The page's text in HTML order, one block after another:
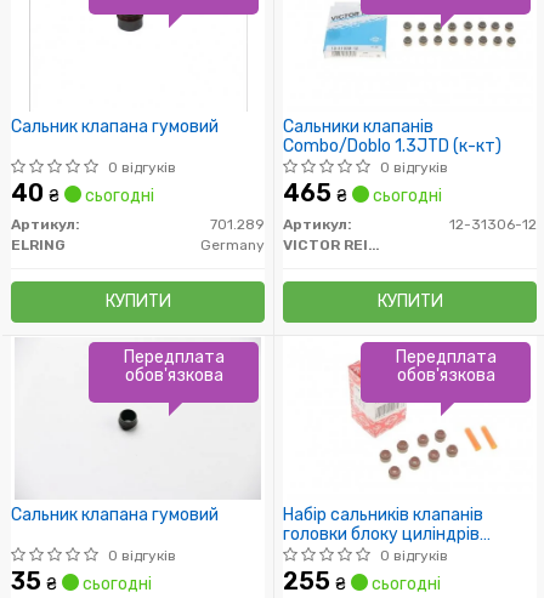
Сальник клапана гумовий
0 відгуків
40 ₴ сьогодні
Артикул:
701.289
ELRING
Germany
КУПИТИ
Сальники клапанів
Combo/Doblo 1.3JTD (к-кт)
0 відгуків
465 ₴ сьогодні
Артикул:
12-31306-12
VICTOR REINZ
КУПИТИ
Сальник клапана гумовий
0 відгуків
35 ₴ сьогодні
Передплата
обов'язкова
Набір сальників клапанів
головки блоку циліндрів
двигуна
0 відгуків
255 ₴ сьогодні
Передплата
обов'язкова